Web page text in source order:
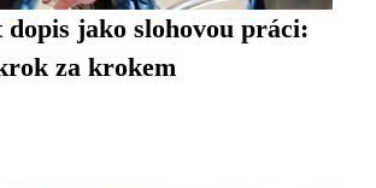
dopis jako slohovou práci:
za krokem